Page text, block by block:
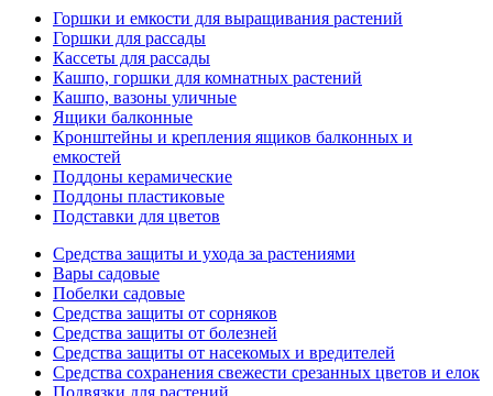
Горшки и емкости для выращивания растений
Горшки для рассады
Кассеты для рассады
Кашпо, горшки для комнатных растений
Кашпо, вазоны уличные
Ящики балконные
Кронштейны и крепления ящиков балконных и
емкостей
Поддоны керамические
Поддоны пластиковые
Подставки для цветов
Средства защиты и ухода за растениями
Вары садовые
Побелки садовые
Средства защиты от сорняков
Средства защиты от болезней
Средства защиты от насекомых и вредителей
Средства сохранения свежести срезанных цветов и елок
Подвязки для растений